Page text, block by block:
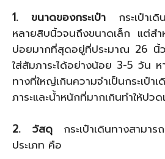
1. ขนาดของกระเป๋า กระเป๋าเ
หลายสิบนิ้วจนถึงขนาดเล็ก แต่สำห
บ่อยมากที่สุดอยู่ที่ประมาณ 26 นิ้
ใส่สัมภาระได้อย่างน้อย 3-5 วัน ห
ทางที่ใหญ่เกินความจำเป็นกระเป๋า
ภาระและน้ำหนักที่มากเกินทำให้ปว
2. วัสดุกระเป๋าเดินทางสามา
ประเภท คือ